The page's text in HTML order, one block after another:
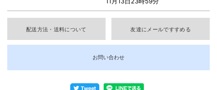
配送方法・送料について 友達にメールですすめる
お問い合わせ